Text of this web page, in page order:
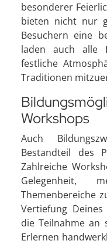
besonderer
bieten nicht nur
Besuchern eine
laden auch alle
festliche
Traditionen
Workshops
Auch
Bestandteil des
Zahlreiche
Gelegenheit,
Themenbereiche
Vertiefung
die Teilnahme an
Erlernen